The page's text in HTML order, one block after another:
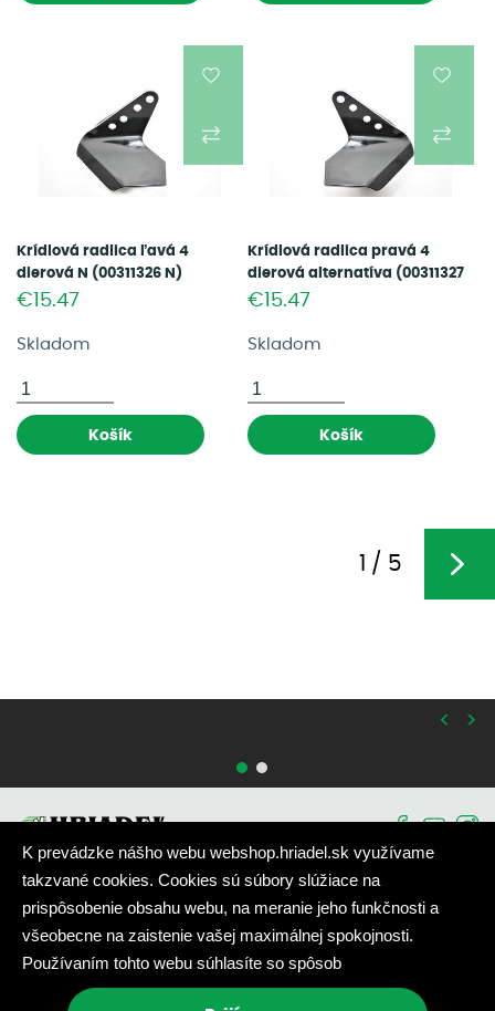
Krídlová radlica ľavá 4
dierová N (00311326 N)
€15.47
Skladom
Košík
Krídlová radlica pravá 4
dierová alternatíva (00311327
N)
€15.47
Skladom
Košík
1 / 5
>
<
DESIGNED & POWERED BY
K prevádzke nášho webu webshop.hriadel.sk využívame
takzvané cookies. Cookies sú súbory slúžiace na
prispôsobenie obsahu webu, na meranie jeho funkčnosti a
všeobecne na zaistenie vašej maximálnej spokojnosti.
Používaním tohto webu súhlasíte so spôsob